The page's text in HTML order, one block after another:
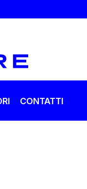
CONTATTI